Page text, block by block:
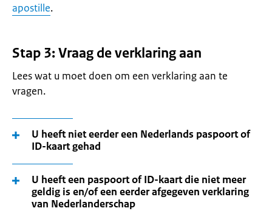
apostille.
Stap 3: Vraag de verklaring aan
Lees wat u moet doen om een verklaring aan te
vragen.
U heeft niet eerder een Nederlands paspoort of
ID-kaart gehad
U heeft een paspoort of ID-kaart die niet meer
geldig is en/of een eerder afgegeven verklaring
van Nederlanderschap